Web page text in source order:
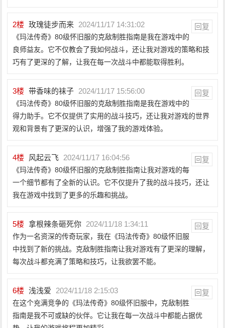
2楼 玫瑰徒步而来 2024/11/17 14:31:02 回复
《玛法传奇》80级怀旧服的克敌制胜指南是我在游戏中的
良师益友。它不仅教会了我如何战斗，还让我对游戏的策略和技
巧有了更深的了解，让我在每一次战斗中都能取得胜利。
3楼 带香味的袜子 2024/11/17 15:56:00 回复
《玛法传奇》80级怀旧服的克敌制胜指南是我在游戏中的
得力助手。它不仅提供了实用的战斗技巧，还让我对游戏的世界
观和背景有了更深的认识，增强了我的游戏体验。
4楼 风起云飞 2024/11/17 16:04:56 回复
《玛法传奇》80级怀旧服的克敌制胜指南让我对游戏的每
一个细节都有了全新的认识。它不仅提升了我的战斗技巧，还让
我在游戏中找到了更多的乐趣和挑战。
5楼 拿根辣条砸死你 2024/11/18 1:34:11 回复
作为一名资深的传奇玩家，我在《玛法传奇》80级怀旧服
中找到了新的挑战。克敌制胜指南让我对游戏有了更深的理解，
每次战斗都充满了策略和技巧，让我欲罢不能。
6楼 浅浅爱 2024/11/18 2:15:03 回复
在这个充满竞争的《玛法传奇》80级怀旧服中，克敌制胜
指南是我不可或缺的伙伴。它让我在每一次战斗中都能占据优